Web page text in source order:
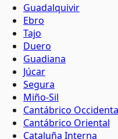
Guadalquivir
Ebro
Tajo
Duero
Guadiana
Júcar
Segura
Miño-Sil
Cantábrico
Cantábrico Oriental
Cataluña Interna